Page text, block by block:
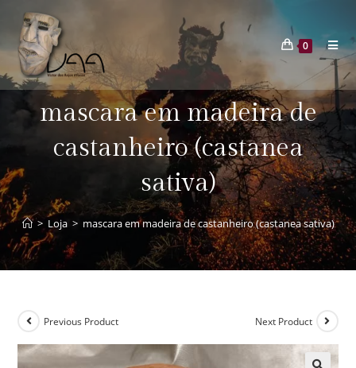
0
mascara em madeira de
castanheiro (castanea
sativa)
> Loja > mascara em madeira de castanheiro (castanea sativa)
Previous Product Next Product